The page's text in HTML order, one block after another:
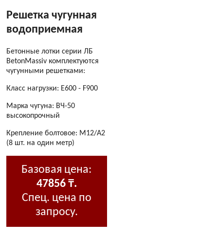
Решетка чугунная
водоприемная
Бетонные лотки серии ЛБ
BetonMassiv комплектуются
чугунными решетками:
Класс нагрузки: E600 - F900
Марка чугуна: ВЧ-50
высокопрочный
Крепление болтовое: М12/А2
(8 шт. на один метр)
Базовая цена:
47856 ₸.
Спец. цена по
запросу.